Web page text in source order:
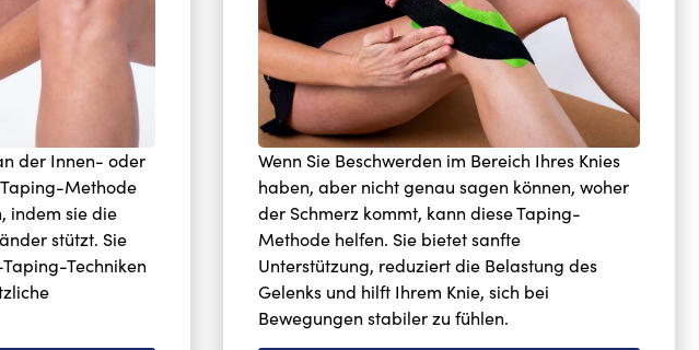
der Innen- oder
Taping-Methode
indem sie die
stützt. Sie
Techniken
Wenn Sie Beschwerden im Bereich Ihres Knies
haben, aber nicht genau sagen können, woher
der Schmerz kommt, kann diese Taping-
Methode helfen. Sie bietet sanfte
Unterstützung, reduziert die Belastung des
Gelenks und hilft Ihrem Knie, sich bei
Bewegungen stabiler zu fühlen.